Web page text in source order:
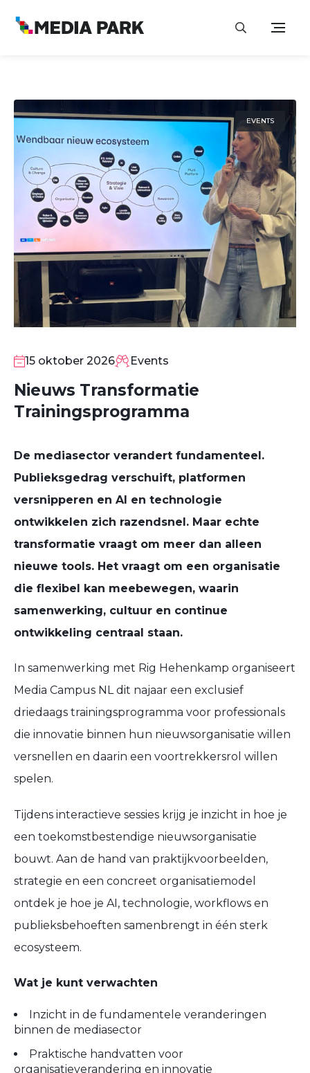
EVENTS
OKT15 oktober 2026 Events
Nieuws Transformatie
Trainingsprogramma
​De mediasector verandert fundamenteel.
Publieksgedrag verschuift, platformen
versnipperen en AI en technologie
ontwikkelen zich razendsnel. Maar echte
transformatie vraagt om meer dan alleen
nieuwe tools. Het vraagt om een organisatie
die flexibel kan meebewegen, waarin
samenwerking, cultuur en continue
ontwikkeling centraal staan.
​In samenwerking met Rig Hehenkamp organiseert
Media Campus NL dit najaar een exclusief
driedaags trainingsprogramma voor professionals
die innovatie binnen hun nieuwsorganisatie willen
versnellen en daarin een voortrekkersrol willen
spelen.
​Tijdens interactieve sessies krijg je inzicht in hoe je
een toekomstbestendige nieuwsorganisatie
bouwt. Aan de hand van praktijkvoorbeelden,
strategie en een concreet organisatiemodel
ontdek je hoe je AI, technologie, workflows en
publieksbehoeften samenbrengt in één sterk
ecosysteem.
Wat je kunt verwachten
Inzicht in de fundamentele veranderingen
binnen de mediasector
Praktische handvatten voor
organisatieverandering en innovatie